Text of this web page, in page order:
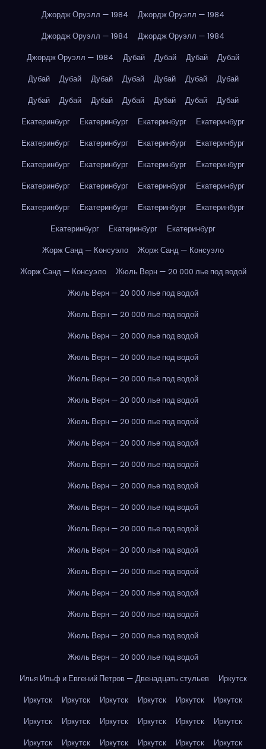
Джордж Оруэлл — 1984
Джордж Оруэлл — 1984
Джордж Оруэлл — 1984
Джордж Оруэлл — 1984
Джордж Оруэлл — 1984
Дубай Дубай Дубай
Дубай
Дубай
Дубай Дубай Дубай Дубай Дубай
Дубай
Дубай
Дубай Дубай Дубай Дубай Дубай
Дубай
Екатеринбург
Екатеринбург Екатеринбург
Екатеринбург
Екатеринбург
Екатеринбург Екатеринбург
Екатеринбург
Екатеринбург
Екатеринбург Екатеринбург
Екатеринбург
Екатеринбург
Екатеринбург Екатеринбург
Екатеринбург
Екатеринбург
Екатеринбург Екатеринбург
Екатеринбург
Екатеринбург
Екатеринбург
Екатеринбург
Жорж Санд — Консуэло
Жорж Санд — Консуэло
Жорж Санд — Консуэло
Жюль Верн — 20 000 лье под водой
Жюль Верн — 20 000 лье под водой
Жюль Верн — 20 000 лье под водой
Жюль Верн — 20 000 лье под водой
Жюль Верн — 20 000 лье под водой
Жюль Верн — 20 000 лье под водой
Жюль Верн — 20 000 лье под водой
Жюль Верн — 20 000 лье под водой
Жюль Верн — 20 000 лье под водой
Жюль Верн — 20 000 лье под водой
Жюль Верн — 20 000 лье под водой
Жюль Верн — 20 000 лье под водой
Жюль Верн — 20 000 лье под водой
Жюль Верн — 20 000 лье под водой
Жюль Верн — 20 000 лье под водой
Жюль Верн — 20 000 лье под водой
Жюль Верн — 20 000 лье под водой
Жюль Верн — 20 000 лье под водой
Жюль Верн — 20 000 лье под водой
Илья Ильф и Евгений Петров — Двенадцать стульев
Иркутск
Иркутск
Иркутск Иркутск Иркутск Иркутск
Иркутск
Иркутск
Иркутск Иркутск Иркутск Иркутск
Иркутск
Иркутск
Иркутск Иркутск Иркутск Иркутск
Иркутск